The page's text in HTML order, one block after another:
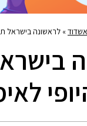
» לראשונה בישראל